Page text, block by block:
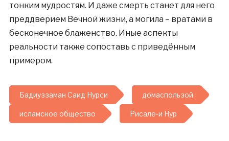
тонким мудростям. И даже смерть станет для него
преддверием Вечной жизни, а могила – вратами в
бесконечное блаженство. Иные аспекты
реальности также сопоставь с приведённым
примером.
Бадиуззаман Саид Нурси домаспользой
исламское общество Рисале-и Нур